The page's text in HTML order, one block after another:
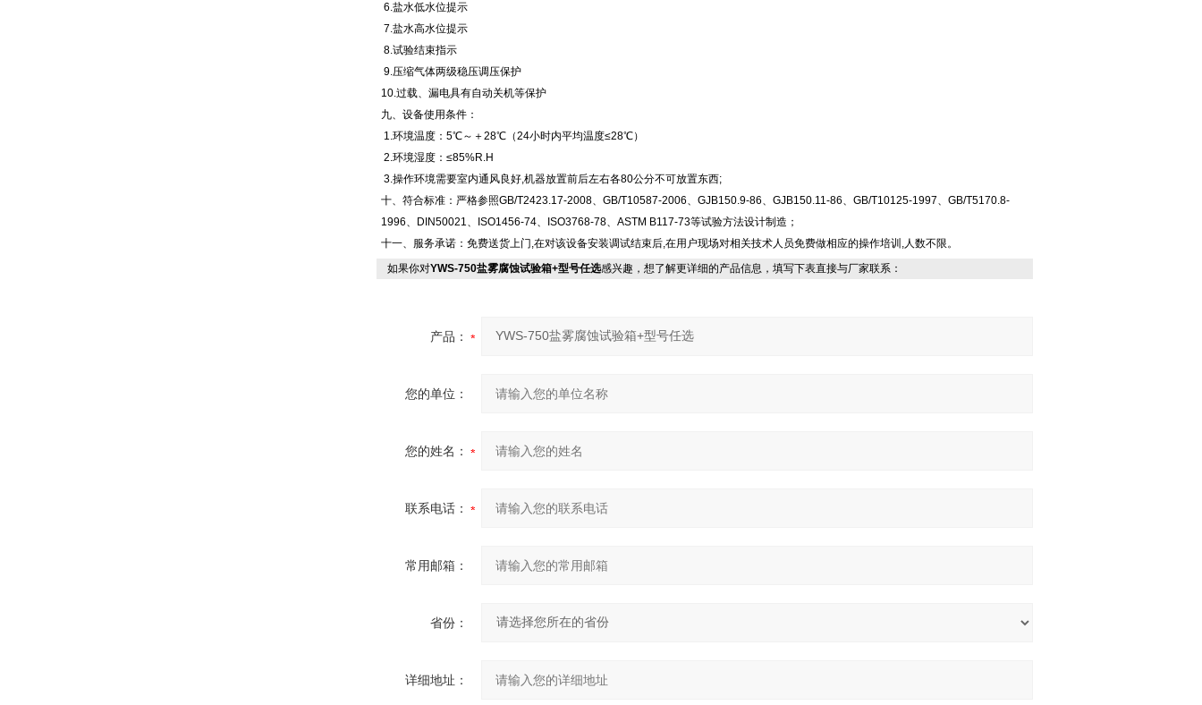
6.盐水低水位提示
7.盐水高水位提示
8.试验结束指示
9.压缩气体两级稳压调压保护
10.过载、漏电具有自动关机等保护
九、设备使用条件：
1.环境温度：5℃～＋28℃（24小时内平均温度≤28℃）
2.环境湿度：≤85%R.H
3.操作环境需要室内通风良好,机器放置前后左右各80公分不可放置东西;
十、符合标准：严格参照GB/T2423.17-2008、GB/T10587-2006、GJB150.9-86、GJB150.11-86、GB/T10125-1997、GB/T5170.8-
1996、DIN50021、ISO1456-74、ISO3768-78、ASTM B117-73等试验方法设计制造；
十一、服务承诺：免费送货上门,在对该设备安装调试结束后,在用户现场对相关技术人员免费做相应的操作培训,人数不限。
如果你对YWS-750盐雾腐蚀试验箱+型号任选感兴趣，想了解更详细的产品信息，填写下表直接与厂家联系：
产品：
您的单位：
您的姓名：
联系电话：
常用邮箱：
省份：
详细地址：